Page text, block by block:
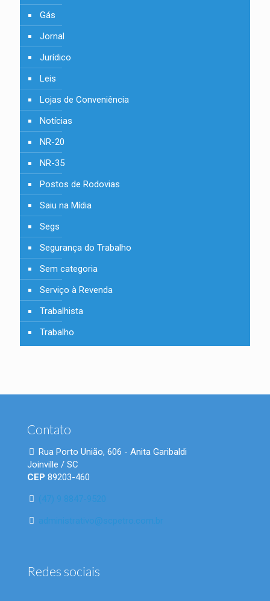
Gás
Jornal
Jurídico
Leis
Lojas de Conveniência
Notícias
NR-20
NR-35
Postos de Rodovias
Saiu na Mídia
Segs
Segurança do Trabalho
Sem categoria
Serviço à Revenda
Trabalhista
Trabalho
Contato
Rua Porto União, 606 - Anita Garibaldi
Joinville / SC
CEP 89203-460
(47) 9 8847-9520
administrativo@scpetro.com.br
Redes sociais